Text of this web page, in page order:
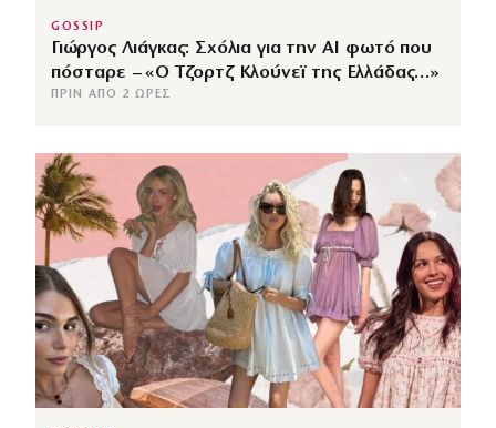
GOSSIP
Γιώργος Λιάγκας: Σχόλια για την ΑΙ φωτό που
πόσταρε – «Ο Τζορτζ Κλούνεϊ της Ελλάδας…»
ΠΡΙΝ ΑΠΌ 2 ΏΡΕΣ